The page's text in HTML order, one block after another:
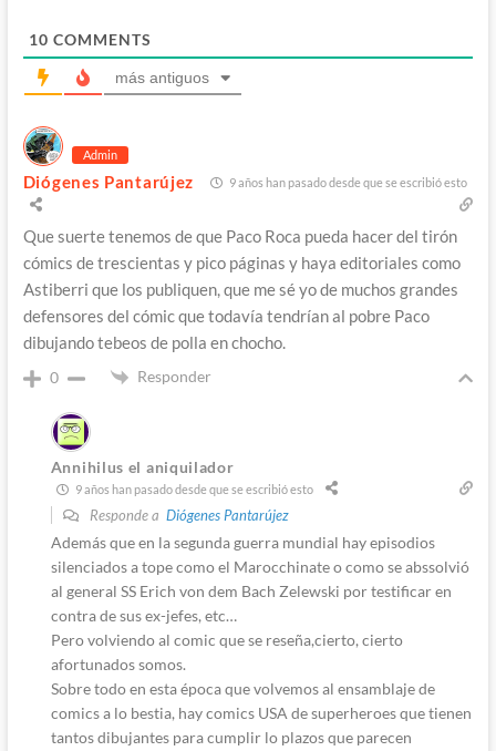
10 COMMENTS
más antiguos
Admin
Diógenes Pantarújez 9 años han pasado desde que se escribió esto
Que suerte tenemos de que Paco Roca pueda hacer del tirón
cómics de trescientas y pico páginas y haya editoriales como
Astiberri que los publiquen, que me sé yo de muchos grandes
defensores del cómic que todavía tendrían al pobre Paco
dibujando tebeos de polla en chocho.
0 Responder
Annihilus el aniquilador
9 años han pasado desde que se escribió esto
Responde a Diógenes Pantarújez
Además que en la segunda guerra mundial hay episodios
silenciados a tope como el Marocchinate o como se abssolvió
al general SS Erich von dem Bach Zelewski por testificar en
contra de sus ex-jefes, etc…
Pero volviendo al comic que se reseña,cierto, cierto
afortunados somos.
Sobre todo en esta época que volvemos al ensamblaje de
comics a lo bestia, hay comics USA de superheroes que tienen
tantos dibujantes para cumplir lo plazos que parecen